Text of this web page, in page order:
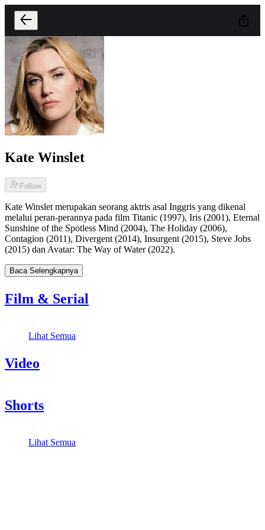
Kate Winslet
Follow
Kate Winslet merupakan seorang aktris asal Inggris yang dikenal
melalui peran-perannya pada film Titanic (1997), Iris (2001), Eternal
Sunshine of the Spotless Mind (2004), The Holiday (2006),
Contagion (2011), Divergent (2014), Insurgent (2015), Steve Jobs
(2015) dan Avatar: The Way of Water (2022).
Baca Selengkapnya
Film & Serial
Lihat Semua
Video
Shorts
Lihat Semua